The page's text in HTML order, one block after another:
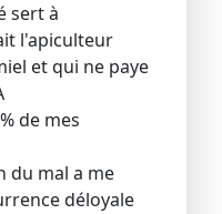
sert à
l'apiculteur
et qui ne paye
de mes
du mal a me
déloyale